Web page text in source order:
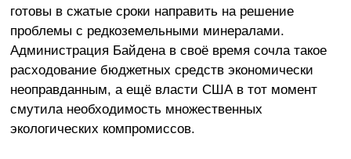
готовы в сжатые сроки направить на решение
проблемы с редкоземельными минералами.
Администрация Байдена в своё время сочла такое
расходование бюджетных средств экономически
неоправданным, а ещё власти США в тот момент
смутила необходимость множественных
экологических компромиссов.